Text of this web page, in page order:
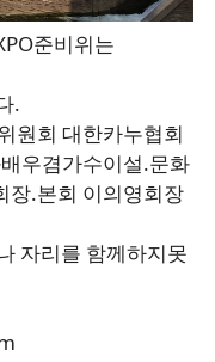
준비위는
.
원회 대한카누협회
우겸가수이설.문화
장.본회 이의영회장
자리를 함께하지못